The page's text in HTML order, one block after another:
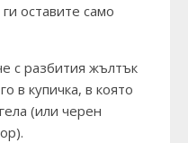
оставите само
с разбития жълтък
в купичка, в която
(или черен